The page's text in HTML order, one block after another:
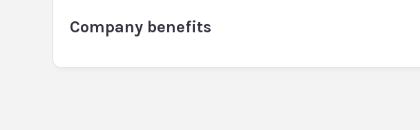
Company benefits